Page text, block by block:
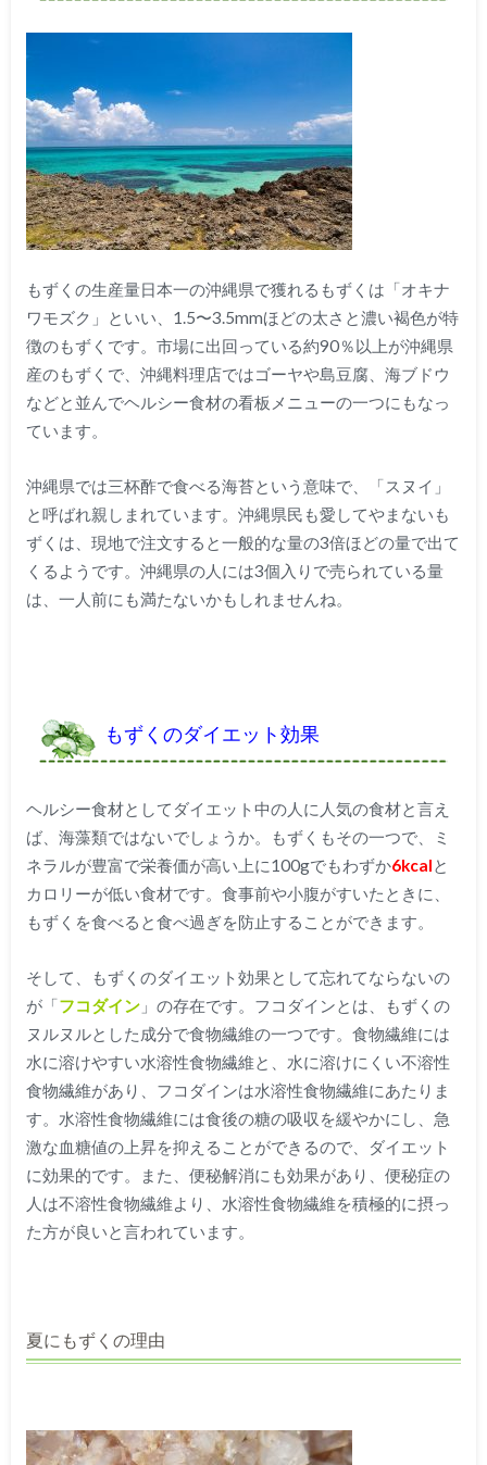
もずくの生産量日本一の沖縄県で獲れるもずくは「オキナ
ワモズク」といい、1.5〜3.5mmほどの太さと濃い褐色が特
徴のもずくです。市場に出回っている約90％以上が沖縄県
産のもずくで、沖縄料理店ではゴーヤや島豆腐、海ブドウ
などと並んでヘルシー食材の看板メニューの一つにもなっ
ています。
沖縄県では三杯酢で食べる海苔という意味で、「スヌイ」
と呼ばれ親しまれています。沖縄県民も愛してやまないも
ずくは、現地で注文すると一般的な量の3倍ほどの量で出て
くるようです。沖縄県の人には3個入りで売られている量
は、一人前にも満たないかもしれませんね。
もずくのダイエット効果
ヘルシー食材としてダイエット中の人に人気の食材と言え
ば、海藻類ではないでしょうか。もずくもその一つで、ミ
ネラルが豊富で栄養価が高い上に100gでもわずか6kcalと
カロリーが低い食材です。食事前や小腹がすいたときに、
もずくを食べると食べ過ぎを防止することができます。
そして、もずくのダイエット効果として忘れてならないの
が「フコダイン」の存在です。フコダインとは、もずくの
ヌルヌルとした成分で食物繊維の一つです。食物繊維には
水に溶けやすい水溶性食物繊維と、水に溶けにくい不溶性
食物繊維があり、フコダインは水溶性食物繊維にあたりま
す。水溶性食物繊維には食後の糖の吸収を緩やかにし、急
激な血糖値の上昇を抑えることができるので、ダイエット
に効果的です。また、便秘解消にも効果があり、便秘症の
人は不溶性食物繊維より、水溶性食物繊維を積極的に摂っ
た方が良いと言われています。
夏にもずくの理由